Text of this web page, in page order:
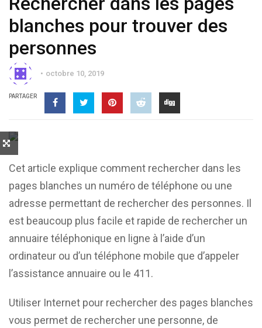
blanches pour trouver des
personnes
octobre 10, 2019
PARTAGER
Cet article explique comment rechercher dans les
pages blanches un numéro de téléphone ou une
adresse permettant de rechercher des personnes. Il
est beaucoup plus facile et rapide de rechercher un
annuaire téléphonique en ligne à l’aide d’un
ordinateur ou d’un téléphone mobile que d’appeler
l’assistance annuaire ou le 411.
Utiliser Internet pour rechercher des pages blanches
vous permet de rechercher une personne, de